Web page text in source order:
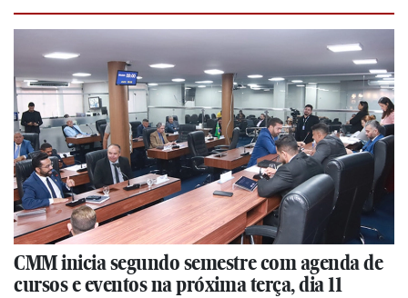
CMM inicia segundo semestre com agenda de
cursos e eventos na próxima terça, dia 11